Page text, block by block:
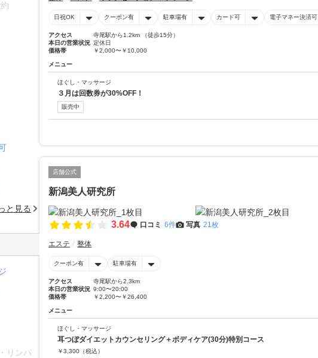
日祝OK クーポン有 駐車場有 カード可 電子マネー決済可
アクセス
寺尾駅から1.2km （徒歩15分）
本日の営業状況 定休日
価格帯
￥2,000〜￥10,000
メニュー
ほぐし・マッサージ
３月は回数券が30%OFF！
販売中
店舗公式
新潟美人研究所
3.64 口コミ 6件 写真 21枚
エステ 整体
クーポン有 駐車場有
アクセス
寺尾駅から2.3km
本日の営業状況 9:00〜20:00
価格帯
￥2,200〜￥26,400
メニュー
ほぐし・マッサージ
耳つぼダイエットカウンセリング＋ボディケア(30分)特別コース
￥3,300 （税込）
と見る
リンパ